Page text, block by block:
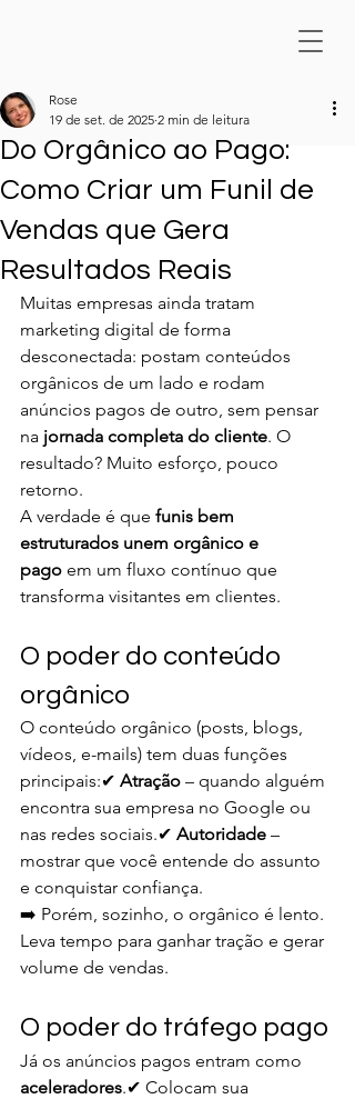
Do Orgânico ao Pago:
Como Criar um Funil de
Vendas que Gera
Resultados Reais
Rose
19 de set. de 2025 2 min de leitura
Muitas empresas ainda tratam
marketing digital de forma
desconectada: postam conteúdos
orgânicos de um lado e rodam
anúncios pagos de outro, sem pensar
na jornada completa do cliente. O
resultado? Muito esforço, pouco
retorno.
A verdade é que funis bem
estruturados unem orgânico e
pago em um fluxo contínuo que
transforma visitantes em clientes.
O poder do conteúdo
orgânico
O conteúdo orgânico (posts, blogs,
vídeos, e-mails) tem duas funções
principais:✔ Atração – quando alguém
encontra sua empresa no Google ou
nas redes sociais.✔ Autoridade –
mostrar que você entende do assunto
e conquistar confiança.
➡️ Porém, sozinho, o orgânico é lento.
Leva tempo para ganhar tração e gerar
volume de vendas.
O poder do tráfego pago
Já os anúncios pagos entram como
aceleradores.✔ Colocam sua